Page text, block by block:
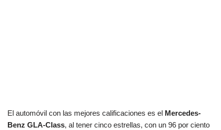
El automóvil con las mejores calificaciones es el Mercedes-
Benz GLA-Class, al tener cinco estrellas, con un 96 por ciento